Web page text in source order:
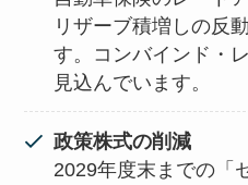
リザーブ積増しの反
す。コンバインド・
見込んでいます。
政策株式の削減
2029年度末までの「